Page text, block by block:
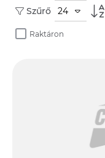
Szűrő
Raktáron
24